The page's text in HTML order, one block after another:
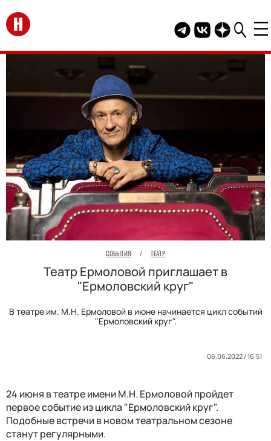
Перейти на главную
Telegram канал
Группа HELLO
Канал
СОБЫТИЯ / ТЕАТР
Театр Ермоловой приглашает в
"Ермоловский круг"
В театре им. М.Н. Ермоловой в июне начинается цикл событий
"Ермоловский круг".
06.06.2022 / 16:51
24 июня в театре имени М.Н. Ермоловой пройдет
первое событие из цикла "Ермоловский круг".
Подобные встречи в новом театральном сезоне
станут регулярными.